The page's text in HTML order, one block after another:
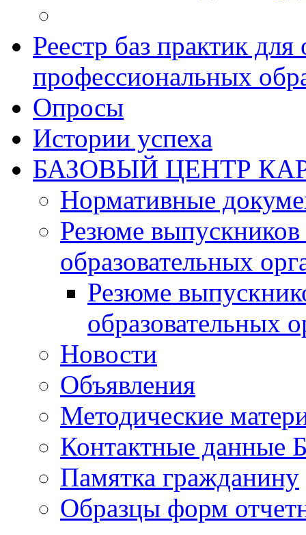
Реестр баз практик
профессиональных
Опросы
Истории успеха
БАЗОВЫЙ ЦЕНТР
Нормативные
Резюме
образовательных
Резюме
образовательных
Новости
Объявления
Методические
Контактные
Памятка гражданину
Образцы форм